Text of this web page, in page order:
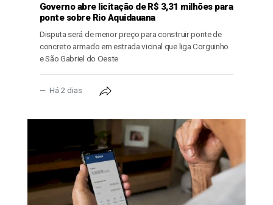
Governo abre licitação de R$ 3,31 milhões para
ponte sobre Rio Aquidauana
Disputa será de menor preço para construir ponte de
concreto armado em estrada vicinal que liga Corguinho
e São Gabriel do Oeste
Há 2 dias